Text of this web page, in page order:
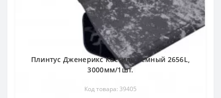
Плинтус Дженерикс Кастило темный 2656L,
3000мм/1шт.
Код товара: 39405